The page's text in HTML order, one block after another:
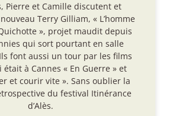
Pierre et Camille discutent et
Terry Gilliam, « L’homme
», projet maudit depuis
qui sort pourtant en salle
font aussi un tour par les films
à Cannes « En Guerre » et
et courir vite ». Sans oublier la
du festival Itinérance
d’Alès.